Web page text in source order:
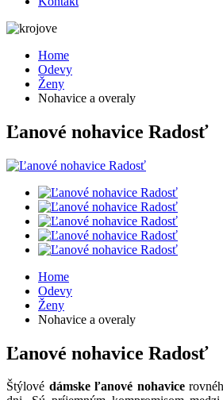
Home
Odevy
Ženy
Nohavice a overaly
Ľanové nohavice Radosť
Home
Odevy
Ženy
Nohavice a overaly
Ľanové nohavice Radosť
Štýlové dámske ľanové nohavice